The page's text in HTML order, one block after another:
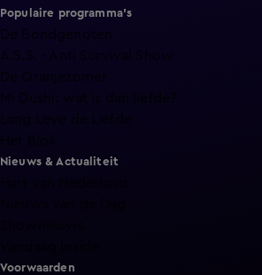
Populaire programma's
De Bondgenoten
A.S.S. - Anti Survival Show
De Oranjezomer
Nieuws & Actualiteit
Voorwaarden